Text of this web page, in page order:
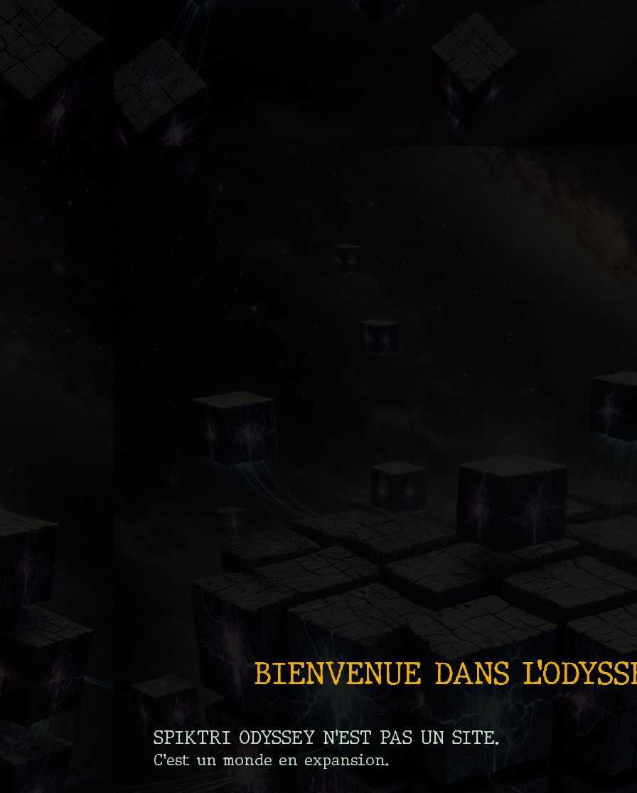
BIENVENUE DANS
SPIKTRI ODYSSEY N’EST PAS UN SITE.
C’est un monde en expansion.